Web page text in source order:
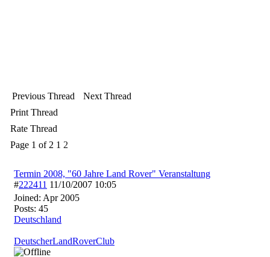
Previous Thread
Next Thread
Print Thread
Rate Thread
Page 1 of 2 1 2
Termin 2008, "60 Jahre Land Rover" Veranstaltung
#222411 11/10/2007 10:05
Joined: Apr 2005
Posts: 45
Deutschland
DeutscherLandRoverClub